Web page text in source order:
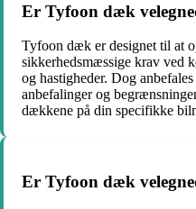
Er Tyfoon dæk
Tyfoon dæk er designet til at
sikkerhedsmæssige krav ved
og hastigheder. Dog
anbefalinger og
dækkene på din specifikke
Er Tyfoon dæk